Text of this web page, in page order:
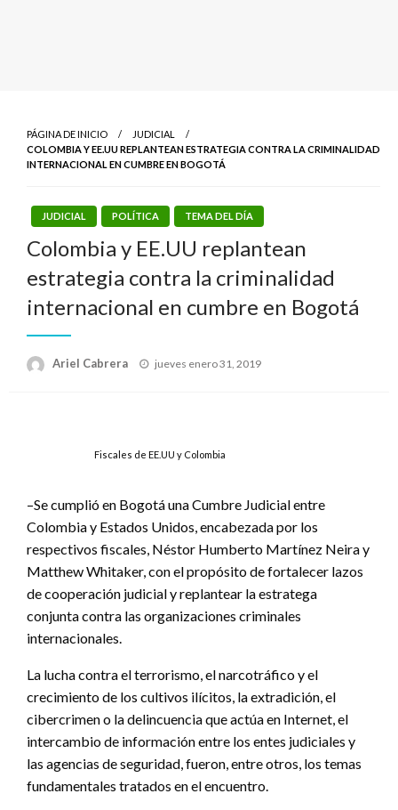
PÁGINA DE INICIO
JUDICIAL
COLOMBIA Y EE.UU REPLANTEAN ESTRATEGIA CONTRA LA CRIMINALIDAD
INTERNACIONAL EN CUMBRE EN BOGOTÁ
JUDICIAL POLÍTICA TEMA DEL DÍA
Colombia y EE.UU replantean
estrategia contra la criminalidad
internacional en cumbre en Bogotá
Ariel Cabrera
Publicado
jueves enero 31, 2019
Fiscales de EE.UU y Colombia
–Se cumplió en Bogotá una Cumbre Judicial entre
Colombia y Estados Unidos, encabezada por los
respectivos fiscales, Néstor Humberto Martínez Neira y
Matthew Whitaker, con el propósito de fortalecer lazos
de cooperación judicial y replantear la estratega
conjunta contra las organizaciones criminales
internacionales.
La lucha contra el terrorismo, el narcotráfico y el
crecimiento de los cultivos ilícitos, la extradición, el
cibercrimen o la delincuencia que actúa en Internet, el
intercambio de información entre los entes judiciales y
las agencias de seguridad, fueron, entre otros, los temas
fundamentales tratados en el encuentro.